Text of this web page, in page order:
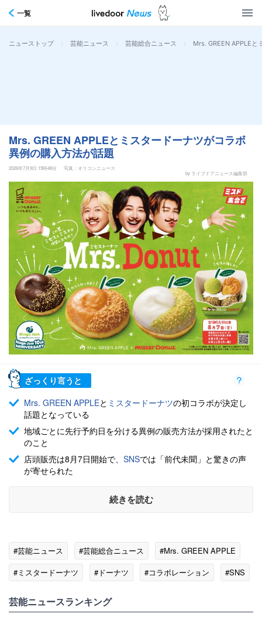
一覧
ニューストップ > 芸能ニュース > 芸能総合ニュース > Mrs. GREEN APPLEと
Mrs. GREEN APPLEとミスタードーナツがコラボ
異例の購入方法が話題
2026年7月9日 15時48分
写真：オリコンニュース
by ライブドアニュース編集部
ざっくり言うと
Mrs. GREEN APPLEと ミスタードーナツの初コラボが決定し
話題となっている
地域ごとに先行予約日を分ける異例の販売方法が採用されたと
のこと
店頭販売は8月7日開始で、 SNSでは「前代未聞」と驚きの声
が寄せられた
続きを読む
#芸能ニュース #芸能総合ニュース
#Mrs. GREEN APPLE
#ミスタードーナツ
#ドーナツ #コラボレーション #SNS
芸能ニュースランキング